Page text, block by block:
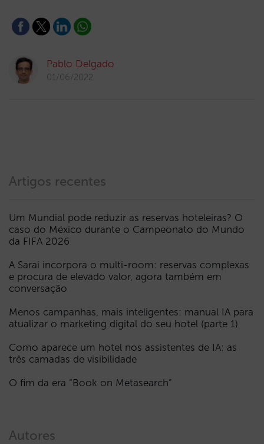
Pablo Delgado
01/06/2022
Artigos recentes
Um Mundial pode reduzir as reservas hoteleiras? O
caso do México durante o Campeonato do Mundo
da FIFA 2026
A Sarai incorpora o multi-room: reservas complexas
e procura de elevado valor, agora também em
conversação
Menos campanhas, mais inteligentes: manual IA para
atualizar o marketing digital do seu hotel (parte 1)
Como aparece um hotel nos assistentes de IA: as
três camadas de visibilidade
O fim da era “Book on Metasearch”
Autores